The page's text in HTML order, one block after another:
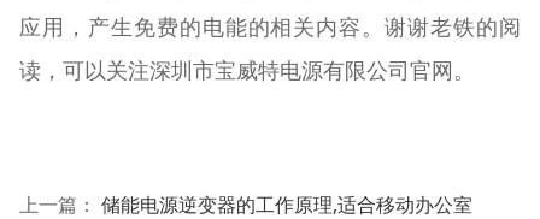
应用，产生免费的电能的相关内容。谢谢老铁的阅
读，可以关注深圳市宝威特电源有限公司官网。
上一篇： 储能电源逆变器的工作原理,适合移动办公室